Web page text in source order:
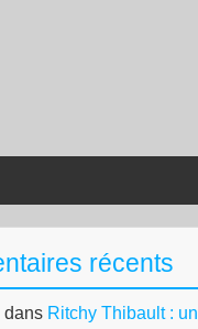
récents
dans Ritchy Thibault : un